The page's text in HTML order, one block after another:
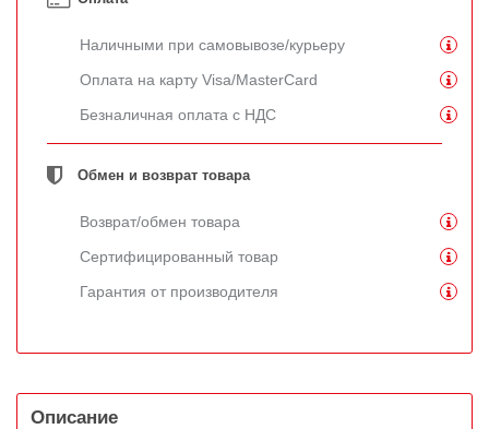
Наличными при самовывозе/курьеру
Оплата на карту Visa/MasterCard
Безналичная оплата с НДС
Обмен и возврат товара
Возврат/обмен товара
Сертифицированный товар
Гарантия от производителя
Описание